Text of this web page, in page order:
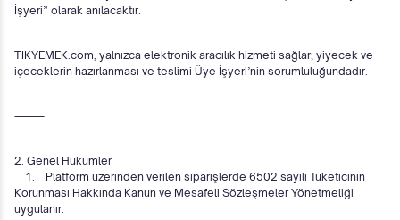
İşyeri” olarak anılacaktır.
TIKYEMEK.com, yalnızca elektronik aracılık hizmeti sağlar; yiyecek ve
içeceklerin hazırlanması ve teslimi Üye İşyeri’nin sorumluluğundadır.
⸻
2. Genel Hükümler
1. Platform üzerinden verilen siparişlerde 6502 sayılı Tüketicinin
Korunması Hakkında Kanun ve Mesafeli Sözleşmeler Yönetmeliği
uygulanır.